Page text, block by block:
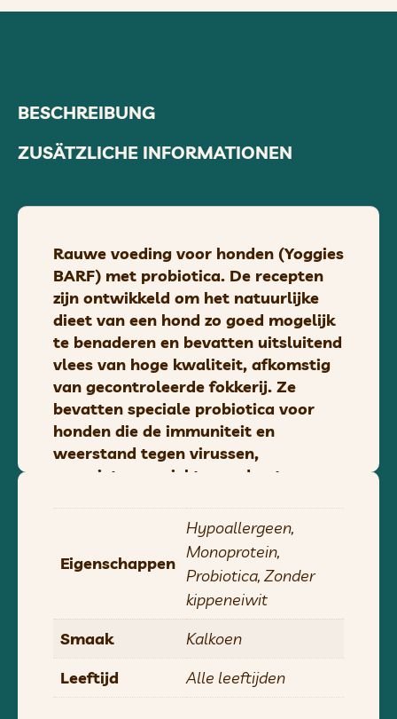
BESCHREIBUNG
ZUSÄTZLICHE INFORMATIONEN
Rauwe voeding voor honden (Yoggies
BARF) met probiotica. De recepten
zijn ontwikkeld om het natuurlijke
dieet van een hond zo goed mogelijk
te benaderen en bevatten uitsluitend
vlees van hoge kwaliteit, afkomstig
van gecontroleerde fokkerij. Ze
bevatten speciale probiotica voor
honden die de immuniteit en
weerstand tegen virussen,
parasieten en ziektes ondersteunen.
dat wij het vlees in perfecte staat bij
u afleveren, verzenden wij Yoggies
BARF uitsluitend per koerier van
maandag tot en met woensdag. Zo
voorkomt u dat het pakket met het
vlees gedurende het weekend (of
blijft liggen.
Wij adviseren u om het pakket zo snel
Eigenschappen
Hypoallergeen,
Monoprotein,
Probiotica, Zonder
kippeneiwit
Smaak
Kalkoen
Leeftijd
Alle leeftijden